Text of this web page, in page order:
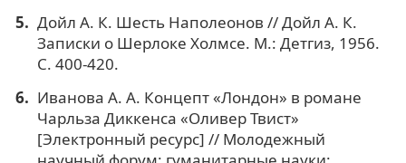
Дойл А. К. Шесть Наполеонов // Дойл А. К.
Записки о Шерлоке Холмсе. М.: Детгиз, 1956.
С. 400-420.
Иванова А. А. Концепт «Лондон» в романе
Чарльза Диккенса «Оливер Твист»
[Электронный ресурс] // Молодежный